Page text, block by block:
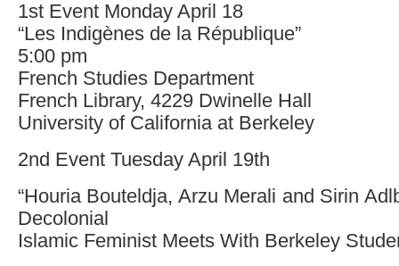
1st Event Monday April 18
“Les Indigènes de la République”
5:00 pm
French Studies Department
French Library, 4229 Dwinelle Hall
University of California at Berkeley
2nd Event Tuesday April 19th
“Houria Bouteldja, Arzu Merali and Sirin
Decolonial
Islamic Feminist Meets With Berkeley